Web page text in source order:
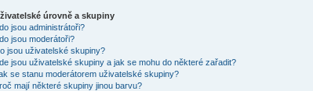
úrovně a skupiny
jsou administrátoři?
jsou moderátoři?
jsou uživatelské skupiny?
jsou uživatelské skupiny a jak se mohu do některé zařadit?
se stanu moderátorem uživatelské skupiny?
mají některé skupiny jinou barvu?